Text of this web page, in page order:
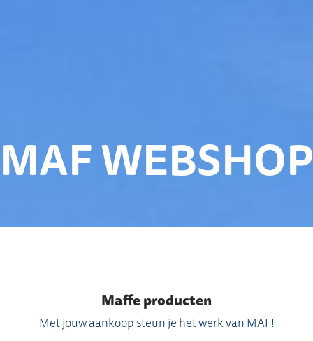
MAF WEBSHOP
Maffe producten
Met jouw aankoop steun je het werk van MAF!